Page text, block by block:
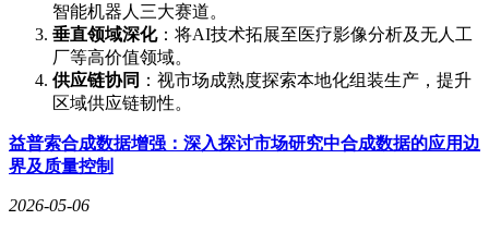
智能机器人三大赛道。
垂直领域深化：将AI技术拓展至医疗影像分析及无人工
厂等高价值领域。
供应链协同 ：视市场成熟度探索本地化组装生产，提升
区域供应链韧性。
益普索合成数据增强：深入探讨市场研究中合成数据的应用边
界及质量控制
2026-05-06